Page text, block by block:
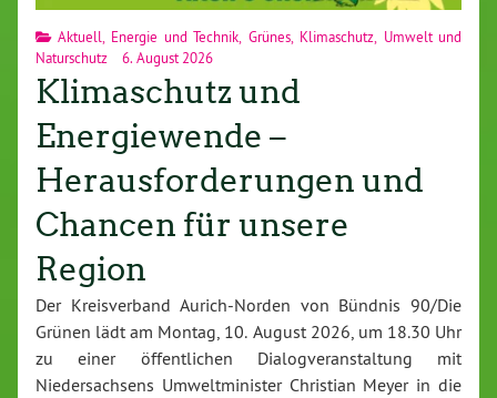
Aktuell, Energie und Technik, Grünes, Klimaschutz, Umwelt und
Naturschutz
6. August 2026
Klimaschutz und
Energiewende –
Herausforderungen und
Chancen für unsere
Region
Der Kreisverband Aurich-Norden von Bündnis 90/Die
Grünen lädt am Montag, 10. August 2026, um 18.30 Uhr
zu einer öffentlichen Dialogveranstaltung mit
Niedersachsens Umweltminister Christian Meyer in die